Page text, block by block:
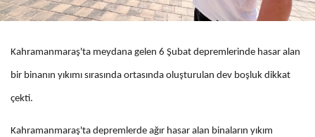
Kahramanmaraş'ta meydana gelen 6 Şubat depremlerinde hasar alan
bir binanın yıkımı sırasında ortasında oluşturulan dev boşluk dikkat
çekti.
Kahramanmaraş'ta depremlerde ağır hasar alan binaların yıkım